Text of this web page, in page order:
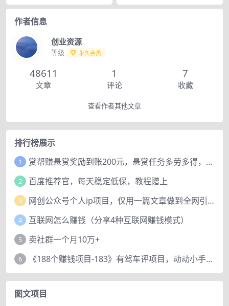
作者信息
创业资源
等级 永久会员
48611
文章
1
评论
7
收藏
查看作者其他文章
排行榜展示
1 赏帮赚悬赏奖励到账200元，悬赏任务多劳多得，人人可做。
2 百度推荐官，每天稳定低保，教程赠上
3 网创公众号个人ip项目，仅用一篇文章做到全网引流！
4 互联网怎么赚钱（分享4种互联网赚钱模式）
5 卖社群一个月10万+
6 《188个赚钱项目-183》有驾车评项目，动动小手，复制粘贴赚44元！
图文项目